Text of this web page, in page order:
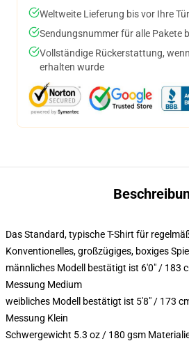
Weltweite Lieferung bis vor Ihre Tür
Sendungsnummer für alle Pakete
Vollständige Rückerstattung,
erhalten wurde
Das Standard, typische T-Shirt für
Konventionelles, großzügiges, boxiges Spiel
männliches Modell bestätigt ist 6'0" / 183
Messung Medium
weibliches Modell bestätigt ist 5'8" / 173
Messung Klein
Schwergewicht 5.3 oz / 180 gsm